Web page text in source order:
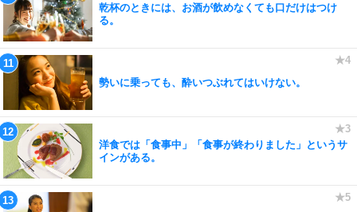
乾杯のときには、お酒が飲めなくても口だけはつけ
る。
勢いに乗っても、酔いつぶれてはいけない。
洋食では「食事中」「食事が終わりました」というサ
インがある。